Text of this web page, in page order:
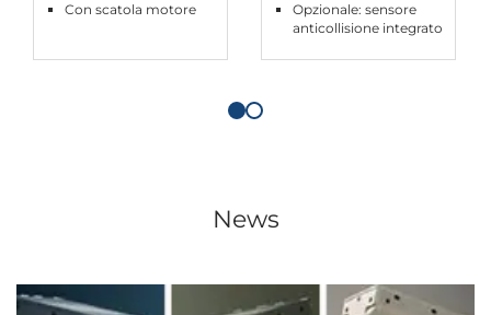
Con scatola motore
Opzionale: sensore
anticollisione integrato
News